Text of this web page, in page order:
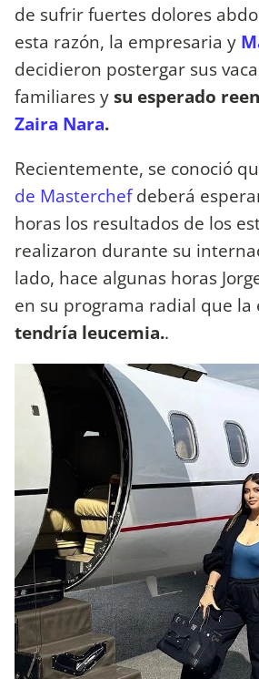
de sufrir fuertes dolores
esta razón, la empresaria y
decidieron postergar sus
familiares ysu esperado
Zaira Nara.
Recientemente, se conoció
de Masterchefdeberá
horas los resultados de los
realizaron durante su
lado, hace algunas horas
en su programa radial que la
tendría leucemia..